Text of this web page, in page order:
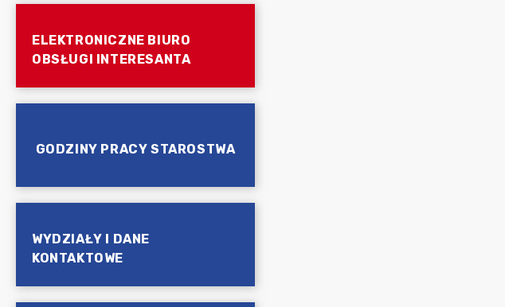
ELEKTRONICZNE BIURO
OBSŁUGI INTERESANTA
GODZINY PRACY STAROSTWA
WYDZIAŁY I DANE
KONTAKTOWE